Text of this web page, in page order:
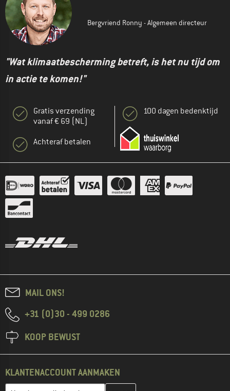
Bergvriend Ronny - Algemeen directeur
"Wat klimaatbescherming betreft, is het nu tijd om
in actie te komen!"
Gratis verzending
vanaf € 69 (NL)
Achteraf betalen
100 dagen bedenktijd
MAIL ONS!
+31 (0)30 - 499 0286
KOOP BEWUST
KLANTENACCOUNT AANMAKEN
Vul je e-mailadres hier in en maak in de volgende stap je